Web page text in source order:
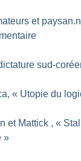
et
sud-
« Utopie du
et Mattick , «
»